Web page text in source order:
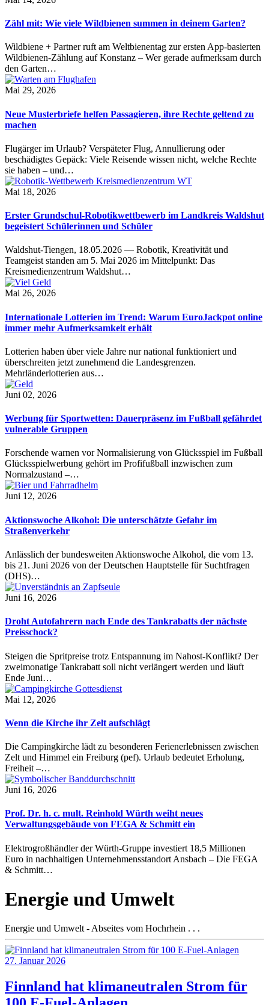
Zähl mit: Wie viele Wildbienen summen in deinem Garten?
Wildbiene + Partner ruft am Weltbienentag zur ersten App-basierten
Wildbienen-Zählung auf Konstanz – Wer gerade aufmerksam durch
den Garten…
Mai 29, 2026
Neue Musterbriefe helfen Passagieren, ihre Rechte geltend zu
machen
Flugärger im Urlaub? Verspäteter Flug, Annullierung oder
beschädigtes Gepäck: Viele Reisende wissen nicht, welche Rechte
sie haben – und…
Mai 18, 2026
Erster Grundschul-Robotikwettbewerb im Landkreis Waldshut
begeistert Schülerinnen und Schüler
Waldshut-Tiengen, 18.05.2026 — Robotik, Kreativität und
Teamgeist standen am 5. Mai 2026 im Mittelpunkt: Das
Kreismedienzentrum Waldshut…
Mai 26, 2026
Internationale Lotterien im Trend: Warum EuroJackpot online
immer mehr Aufmerksamkeit erhält
Lotterien haben über viele Jahre nur national funktioniert und
überschreiten jetzt zunehmend die Landesgrenzen.
Mehrländerlotterien aus…
Juni 02, 2026
Werbung für Sportwetten: Dauerpräsenz im Fußball gefährdet
vulnerable Gruppen
Forschende warnen vor Normalisierung von Glücksspiel im Fußball
Glücksspielwerbung gehört im Profifußball inzwischen zum
Normalzustand –…
Juni 12, 2026
Aktionswoche Alkohol: Die unterschätzte Gefahr im
Straßenverkehr
Anlässlich der bundesweiten Aktionswoche Alkohol, die vom 13.
bis 21. Juni 2026 von der Deutschen Hauptstelle für Suchtfragen
(DHS)…
Juni 16, 2026
Droht Autofahrern nach Ende des Tankrabatts der nächste
Preisschock?
Steigen die Spritpreise trotz Entspannung im Nahost-Konflikt? Der
zweimonatige Tankrabatt soll nicht verlängert werden und läuft
Ende Juni…
Mai 12, 2026
Wenn die Kirche ihr Zelt aufschlägt
Die Campingkirche lädt zu besonderen Ferienerlebnissen zwischen
Zelt und Himmel ein Freiburg (pef). Urlaub bedeutet Erholung,
Freiheit –…
Juni 16, 2026
Prof. Dr. h. c. mult. Reinhold Würth weiht neues
Verwaltungsgebäude von FEGA & Schmitt ein
Elektrogroßhändler der Würth-Gruppe investiert 18,5 Millionen
Euro in nachhaltigen Unternehmensstandort Ansbach – Die FEGA
& Schmitt…
Energie und Umwelt
Energie und Umwelt - Abseites vom Hochrhein . . .
27. Januar 2026
Finnland hat klimaneutralen Strom für